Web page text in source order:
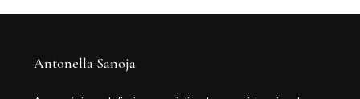
Antonella Sanoja